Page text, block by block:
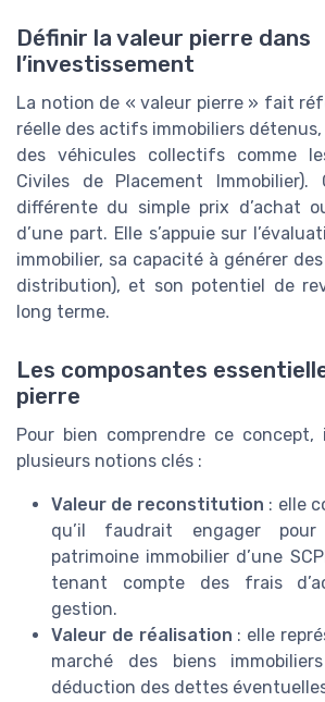
Définir la valeur pierre dans
l’investissement
La notion de « valeur pierre » fait
réelle des actifs immobiliers
des véhicules collectifs comme
Civiles de Placement
différente du simple prix d’achat
d’une part. Elle s’appuie sur
immobilier, sa capacité à générer
distribution), et son potentiel de
long terme.
Les composantes
pierre
Pour bien comprendre ce
plusieurs notions clés :
Valeur de reconstitution : elle
qu’il faudrait engager
patrimoine immobilier d’une
tenant compte des frais
gestion.
Valeur de réalisation : elle
marché des biens
déduction des dettes